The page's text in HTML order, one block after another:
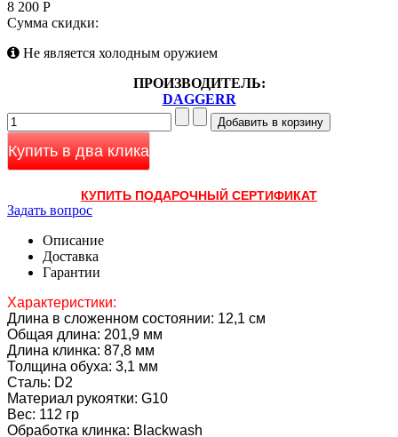
8 200 Р
Сумма скидки:
Не является холодным оружием
ПРОИЗВОДИТЕЛЬ:
DAGGERR
Купить в два клика
КУПИТЬ ПОДАРОЧНЫЙ СЕРТИФИКАТ
Задать вопрос
Описание
Доставка
Гарантии
Характеристики:
Длина в сложенном состоянии: 12,1 см
Общая длина: 201,9 мм
Длина клинка: 87,8 мм
Толщина обуха: 3,1 мм
Сталь: D2
Материал рукоятки: G10
Вес: 112 гр
Обработка клинка: Blackwash